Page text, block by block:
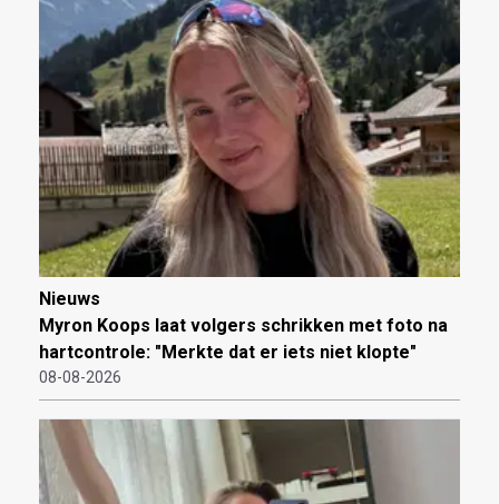
Nieuws
Myron Koops laat volgers schrikken met foto na
hartcontrole: "Merkte dat er iets niet klopte"
08-08-2026